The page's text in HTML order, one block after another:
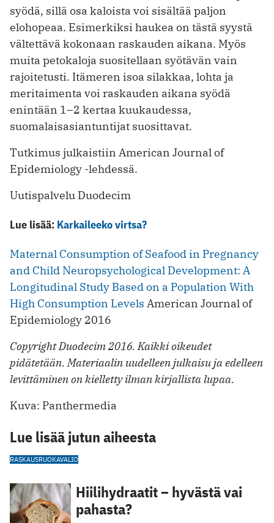
syödä, sillä osa kaloista voi sisältää paljon
elohopeaa. Esimerkiksi haukea on tästä syystä
vältettävä kokonaan raskauden aikana. Myös
muita petokaloja suositellaan syötävän vain
rajoitetusti. Itämeren isoa silakkaa, lohta ja
meritaimenta voi raskauden aikana syödä
enintään 1–2 kertaa kuukaudessa,
suomalaisasiantuntijat suosittavat.
Tutkimus julkaistiin American Journal of
Epidemiology -lehdessä.
Uutispalvelu Duodecim
Lue lisää: Karkaileeko virtsa?
Maternal Consumption of Seafood in Pregnancy
and Child Neuropsychological Development: A
Longitudinal Study Based on a Population With
High Consumption Levels American Journal of
Epidemiology 2016
Copyright Duodecim 2016. Kaikki oikeudet
pidätetään. Materiaalin uudelleen julkaisu ja edelleen
levittäminen on kielletty ilman kirjallista lupaa.
Kuva: Panthermedia
Lue lisää jutun aiheesta
RASKAUSRUOKAVALIO
Hiilihydraatit – hyvästä vai
pahasta?